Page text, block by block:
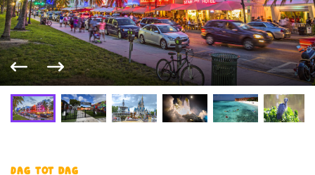
Vorige fotoVolgende foto
Dag tot dag